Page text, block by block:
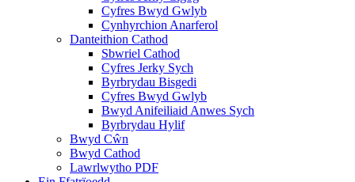
Cyfres Bwyd Gwlyb
Cynhyrchion Anarferol
Danteithion Cathod
Sbwriel Cathod
Cyfres Jerky Sych
Byrbrydau Bisgedi
Cyfres Bwyd Gwlyb
Bwyd Anifeiliaid Anwes Sych
Byrbrydau Hylif
Bwyd Cŵn
Bwyd Cathod
Lawrlwytho PDF